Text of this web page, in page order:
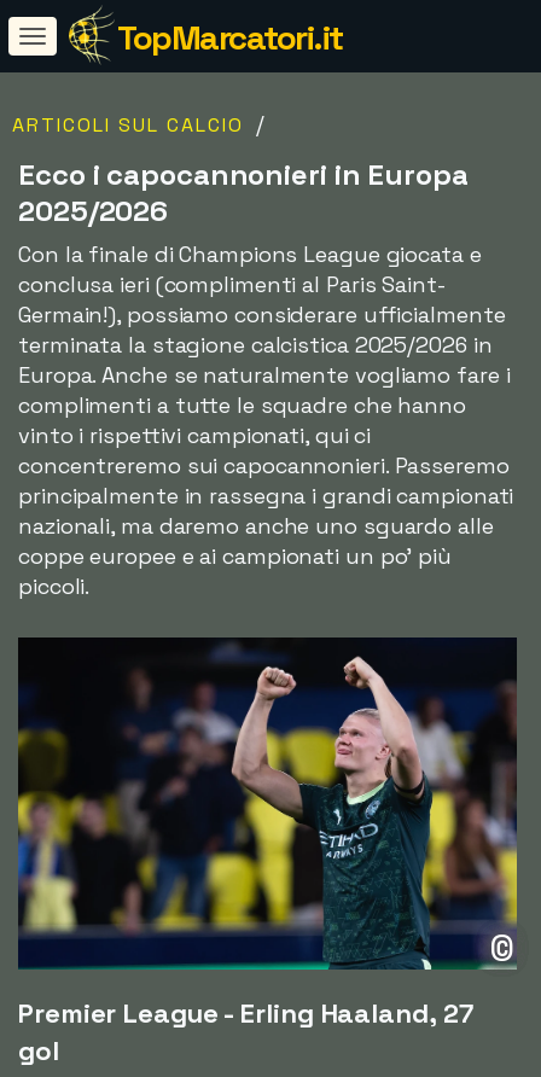
TopMarcatori.it
ARTICOLI SUL CALCIO /
Ecco i capocannonieri in Europa
2025/2026
Con la finale di Champions League giocata e
conclusa ieri (complimenti al Paris Saint-
Germain!), possiamo considerare ufficialmente
terminata la stagione calcistica 2025/2026 in
Europa. Anche se naturalmente vogliamo fare i
complimenti a tutte le squadre che hanno
vinto i rispettivi campionati, qui ci
concentreremo sui capocannonieri. Passeremo
principalmente in rassegna i grandi campionati
nazionali, ma daremo anche uno sguardo alle
coppe europee e ai campionati un po' più
piccoli.
©
Premier League - Erling Haaland, 27
gol